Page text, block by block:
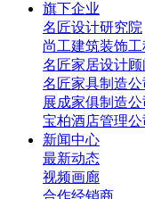
旗下企业
名匠设计研究院
尚工建筑装饰工
名匠家居设计顾
名匠家具制造公
展成家俱制造公
宝柏酒店管理公
新闻中心
最新动态
视频画廊
合作经销商